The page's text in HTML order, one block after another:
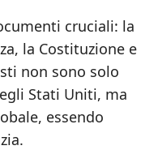
cruciali: la
la Costituzione e
non sono solo
Stati Uniti, ma
essendo